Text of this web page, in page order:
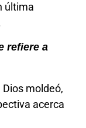
última
refiere a
moldeó,
acerca